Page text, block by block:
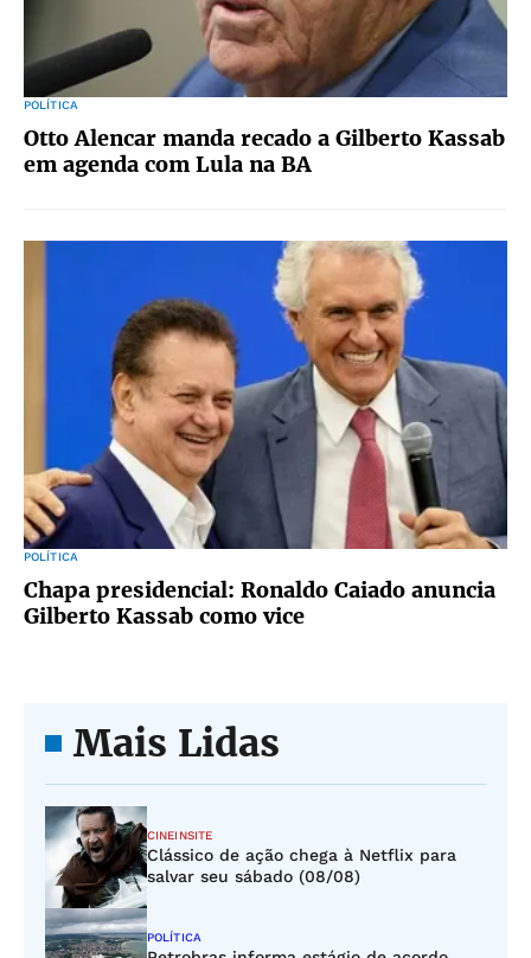
POLÍTICA
Otto Alencar manda recado a Gilberto Kassab
em agenda com Lula na BA
POLÍTICA
Chapa presidencial: Ronaldo Caiado anuncia
Gilberto Kassab como vice
Mais Lidas
CINEINSITE
Clássico de ação chega à Netflix para
salvar seu sábado (08/08)
POLÍTICA